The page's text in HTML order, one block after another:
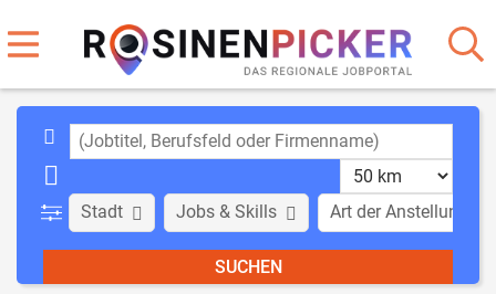
Stadt Art der Anstellung
Jobs & Skills